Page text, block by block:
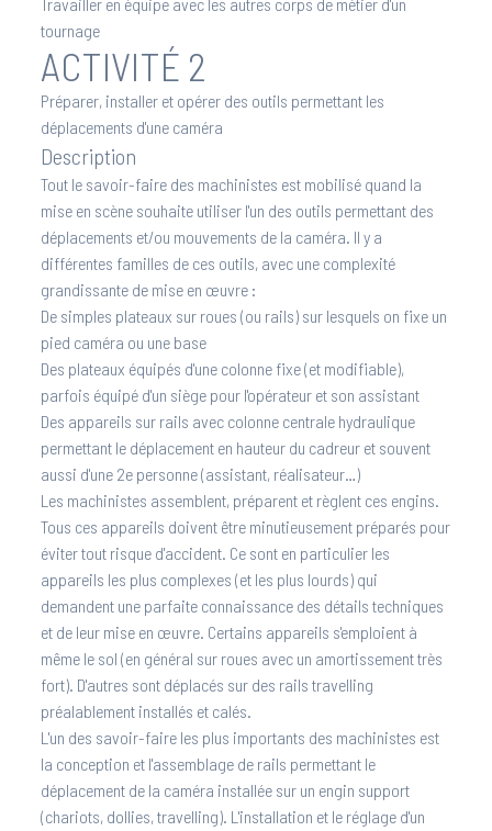
tournage
ACTIVITÉ 2
Préparer, installer et opérer des outils permettant les
déplacements d'une caméra
Description
Tout le savoir-faire des machinistes est mobilisé quand la
mise en scène souhaite utiliser l'un des outils permettant des
déplacements et/ou mouvements de la caméra. Il y a
différentes familles de ces outils, avec une complexité
grandissante de mise en œuvre :
De simples plateaux sur roues (ou rails) sur lesquels on fixe un
pied caméra ou une base
Des plateaux équipés d'une colonne fixe (et modifiable),
parfois équipé d'un siège pour l'opérateur et son assistant
Des appareils sur rails avec colonne centrale hydraulique
permettant le déplacement en hauteur du cadreur et souvent
aussi d'une 2e personne (assistant, réalisateur…)
Les machinistes assemblent, préparent et règlent ces engins.
Tous ces appareils doivent être minutieusement préparés pour
éviter tout risque d'accident. Ce sont en particulier les
appareils les plus complexes (et les plus lourds) qui
demandent une parfaite connaissance des détails techniques
et de leur mise en œuvre. Certains appareils s'emploient à
même le sol (en général sur roues avec un amortissement très
fort). D'autres sont déplacés sur des rails travelling
préalablement installés et calés.
L'un des savoir-faire les plus importants des machinistes est
la conception et l'assemblage de rails permettant le
déplacement de la caméra installée sur un engin support
(chariots, dollies, travelling). L'installation et le réglage d'un